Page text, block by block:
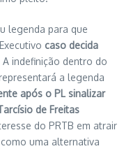
legenda para que
caso decida
indefinição dentro do
a legenda
após o PL sinalizar
de Freitas
do PRTB em atrair
uma alternativa